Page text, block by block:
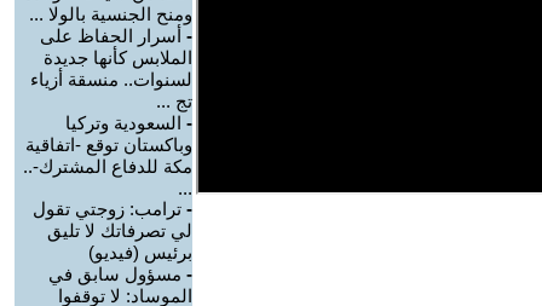
ومنح الجنسية بالولا ...
- أسرار الحفاظ على
الملابس كأنها جديدة
لسنوات.. منسقة أزياء
تج ...
- السعودية وتركيا
وباكستان توقع -اتفاقية
مكة للدفاع المشترك-..
...
- ترامب: زوجتي تقول
لي تصرفاتك لا تليق
برئيس (فيديو)
- مسؤول سابق في
الموساد: لا توقفوا